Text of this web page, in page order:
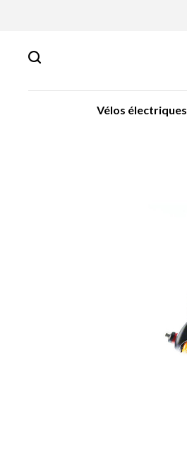
Vélos électriques